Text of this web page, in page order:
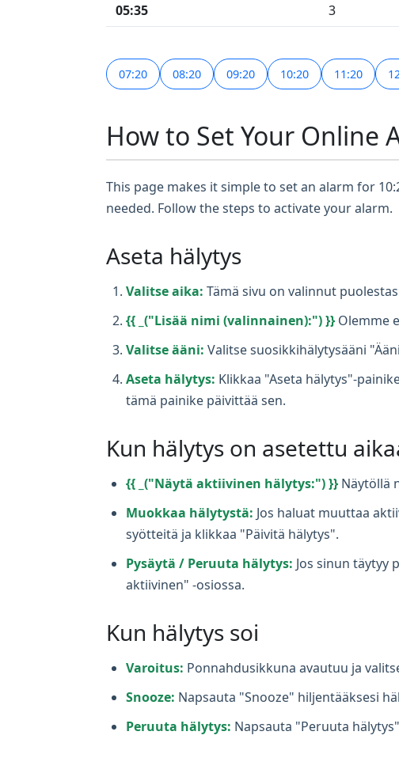
05:35
3
07:20 08:20 09:20 10:20 11:20
How to Set Your Online
This page makes it simple to set an alarm for
needed. Follow the steps to activate your alarm.
Aseta hälytys
Valitse aika: Tämä sivu on valinnut
{{ _("Lisää nimi (valinnainen):") }} Olemme
Valitse ääni: Valitse suosikkihälytysääni
Aseta hälytys: Klikkaa "Aseta hälytys"-
tämä painike päivittää sen.
Kun hälytys on asetettu
{{ _("Näytä aktiivinen hälytys:") }} Näytöllä
Muokkaa hälytystä: Jos haluat muuttaa
syötteitä ja klikkaa "Päivitä hälytys".
Pysäytä / Peruuta hälytys: Jos sinun täytyy
aktiivinen" -osiossa.
Kun hälytys soi
Varoitus: Ponnahdusikkuna avautuu ja
Snooze: Napsauta "Snooze" hiljentääksesi
Peruuta hälytys: Napsauta "Peruuta